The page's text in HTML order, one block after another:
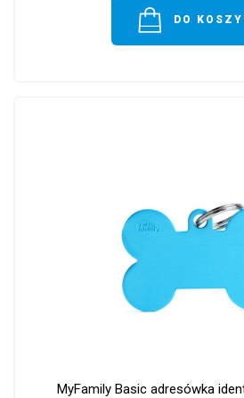
DO
MyFamily Basic adresówka